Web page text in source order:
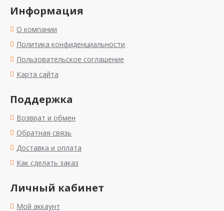
Информация
О компании
Политика конфиденциальности
Пользовательское соглашение
Карта сайта
Поддержка
Возврат и обмен
Обратная связь
Доставка и оплата
Как сделать заказ
Личный кабинет
Мой аккаунт